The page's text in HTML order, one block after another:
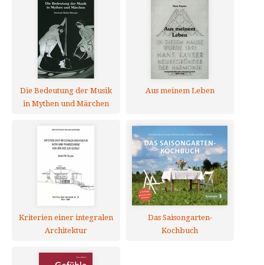
Die Bedeutung der Musik
in Mythen und Märchen
Aus meinem Leben
Kriterien einer integralen
Architektur
Das Saisongarten-
Kochbuch